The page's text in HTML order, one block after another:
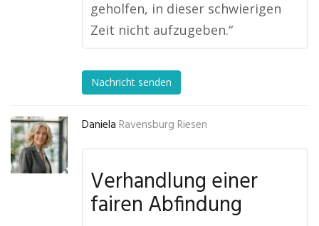
geholfen, in dieser schwierigen
Zeit nicht aufzugeben.“
Nachricht senden
Daniela Ravensburg Riesen
Verhandlung einer
fairen Abfindung